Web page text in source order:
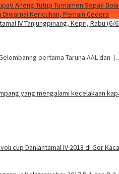
Aneng Tutup Turnamen Sepak
Diwarnai Kericuhan, Pemain Cedera
pertama Taruna AAL dan